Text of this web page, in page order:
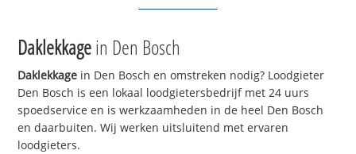
Daklekkagein Den Bosch
Daklekkage in Den Bosch en omstreken nodig? Loodgieter
Den Bosch is een lokaal loodgietersbedrijf met 24 uurs
spoedservice en is werkzaamheden in de heel Den Bosch
en daarbuiten. Wij werken uitsluitend met ervaren
loodgieters.